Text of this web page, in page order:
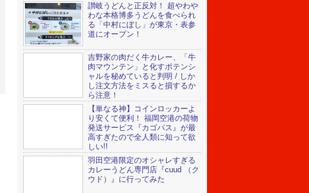
讃岐うどんと正反対！ 超やわや
わな本格博多うどんを食べられ
る「中村にぼし」が東京・表参
道にオープン！
吉野家の肉だく牛カレー、「牛
肉マウンテン」と化すポテンシ
ャルを秘めていると判明 / しか
し注文方法をミスると損するか
ら注意！
【単なる神】コインロッカーよ
り安くて便利！ 福岡空港の荷物
発送サービス『カゴパス』が最
高すぎたので全人類に知って欲
しい!!
羽田空港限定のオシャレすぎる
カレーうどん専門店『cuud （ク
ウド）』に行ってみた